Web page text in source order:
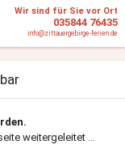
Wir sind für Sie vor Ort
035844 76435
info@zittauergebirge-ferien.de
weitergeleitet …